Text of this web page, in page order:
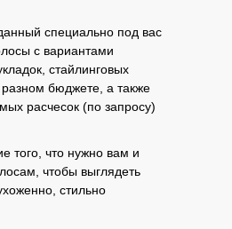
специально под вас
с вариантами
стайлинговых
разном бюджете, а также
расчесок (по запросу)
того, что нужно вам и
чтобы выглядеть
стильно